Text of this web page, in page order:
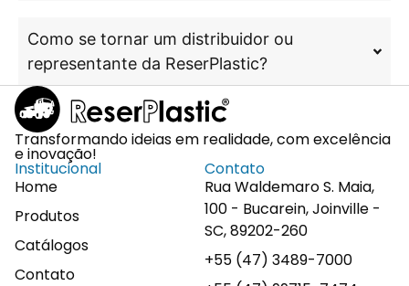
Como se tornar um distribuidor ou
representante da ReserPlastic?
Transformando ideias em realidade, com excelência
e inovação!
Institucional
Home
Produtos
Catálogos
Contato
Contato
Rua Waldemaro S. Maia,
100 - Bucarein, Joinville -
SC, 89202-260
+55 (47) 3489-7000